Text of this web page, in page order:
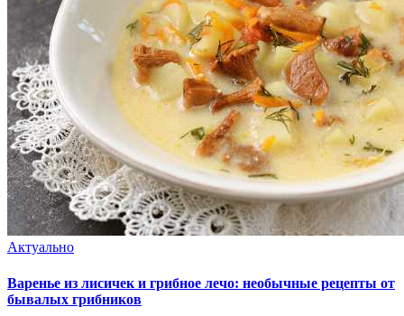
Актуально
Варенье из лисичек и грибное лечо: необычные рецепты от
бывалых грибников